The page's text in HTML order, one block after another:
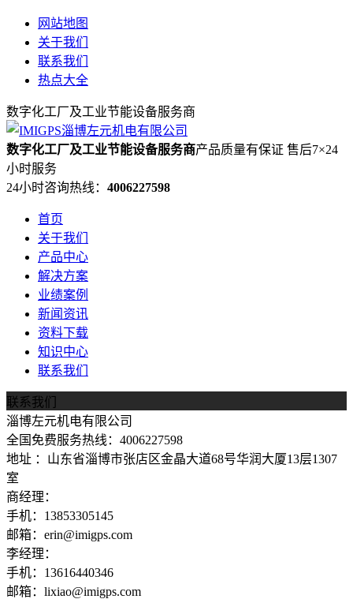
网站地图
关于我们
联系我们
热点大全
数字化工厂及工业节能设备服务商
数字化工厂及工业节能设备服务商产品质量有保证 售后7×24
小时服务
24小时咨询热线： 4006227598
首页
关于我们
产品中心
解决方案
业绩案例
新闻资讯
资料下载
知识中心
联系我们
联系我们
淄博左元机电有限公司
全国免费服务热线：4006227598
地址 ：山东省淄博市张店区金晶大道68号华润大厦13层1307
室
商经理：
手机：13853305145
邮箱：erin@imigps.com
李经理：
手机：13616440346
邮箱：lixiao@imigps.com